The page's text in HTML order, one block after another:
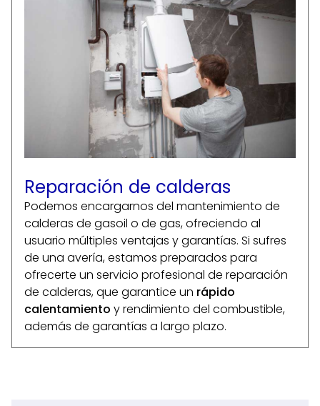
Reparación de calderas
Podemos encargarnos del mantenimiento de
calderas de gasoil o de gas, ofreciendo al
usuario múltiples ventajas y garantías. Si sufres
de una avería, estamos preparados para
ofrecerte un servicio profesional de reparación
de calderas, que garantice un rápido
calentamiento y rendimiento del combustible,
además de garantías a largo plazo.